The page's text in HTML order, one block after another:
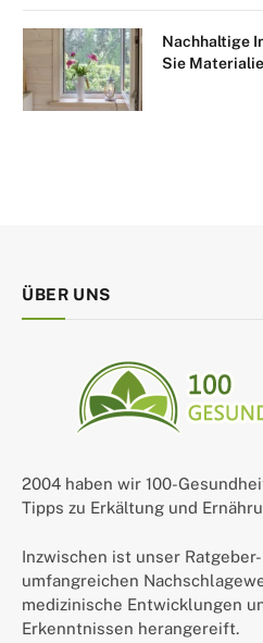
Nachhaltige
Sie
ÜBER UNS
2004 haben wir 100-
Tipps zu Erkältung und
Inzwischen ist unser
umfangreichen
medizinische Entwicklungen
Erkenntnissen herangereift.